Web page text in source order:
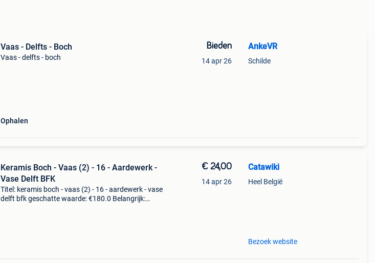
Vaas - Delfts - Boch
Vaas - delfts - boch
Ophalen
Bieden
14 apr 26
AnkeVR
Schilde
Keramis Boch - Vaas (2) - 16 - Aardewerk -
Vase Delft BFK
Titel: keramis boch - vaas (2) - 16 - aardewerk - vase
delft bfk geschatte waarde: €180.0 Belangrijk:
€ 24,00
14 apr 26
Catawiki
Heel België
Bezoek website